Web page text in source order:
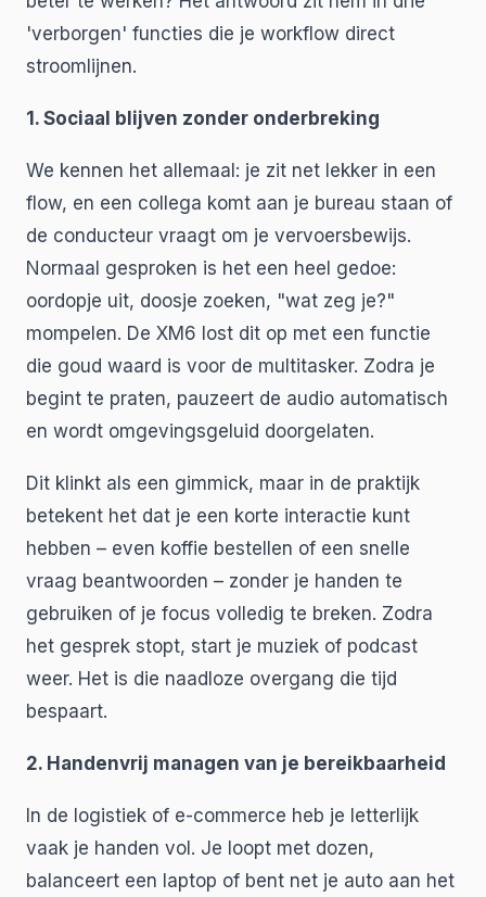
'verborgen' functies die je workflow direct
stroomlijnen.
1. Sociaal blijven zonder onderbreking
We kennen het allemaal: je zit net lekker in een
flow, en een collega komt aan je bureau staan of
de conducteur vraagt om je vervoersbewijs.
Normaal gesproken is het een heel gedoe:
oordopje uit, doosje zoeken, "wat zeg je?"
mompelen. De XM6 lost dit op met een functie
die goud waard is voor de multitasker. Zodra je
begint te praten, pauzeert de audio automatisch
en wordt omgevingsgeluid doorgelaten.
Dit klinkt als een gimmick, maar in de praktijk
betekent het dat je een korte interactie kunt
hebben – even koffie bestellen of een snelle
vraag beantwoorden – zonder je handen te
gebruiken of je focus volledig te breken. Zodra
het gesprek stopt, start je muziek of podcast
weer. Het is die naadloze overgang die tijd
bespaart.
2. Handenvrij managen van je bereikbaarheid
In de logistiek of e-commerce heb je letterlijk
vaak je handen vol. Je loopt met dozen,
balanceert een laptop of bent net je auto aan het